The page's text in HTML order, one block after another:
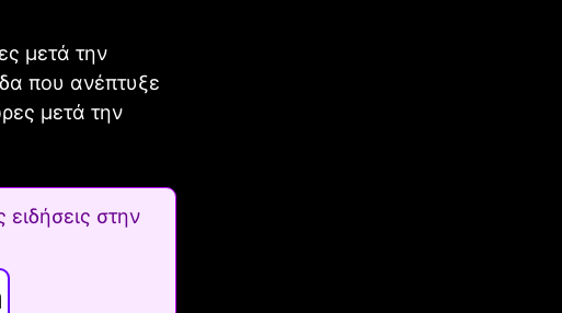
μετά την
που ανέπτυξε
μετά την
στην